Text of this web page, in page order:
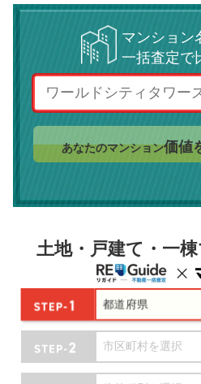
マンション
一括査定で
あなたのマンション価値
土地・戸建て・一